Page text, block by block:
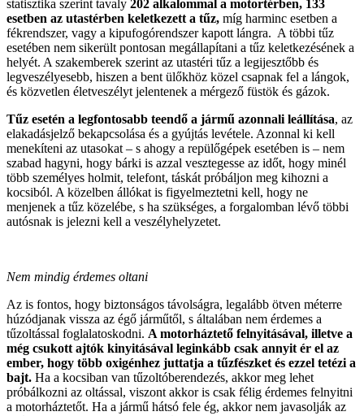
statisztika szerint tavaly 202 alkalommal a motortérben, 133
esetben az utastérben keletkezett a tűz, míg harminc esetben a
fékrendszer, vagy a kipufogórendszer kapott lángra. A többi tűz
esetében nem sikerült pontosan megállapítani a tűz keletkezésének a
helyét. A szakemberek szerint az utastéri tűz a legijesztőbb és
legveszélyesebb, hiszen a bent ülőkhöz közel csapnak fel a lángok,
és közvetlen életveszélyt jelentenek a mérgező füstök és gázok.
Tűz esetén a legfontosabb teendő a jármű azonnali leállítása, az
elakadásjelző bekapcsolása és a gyújtás levétele. Azonnal ki kell
menekíteni az utasokat – s ahogy a repülőgépek esetében is – nem
szabad hagyni, hogy bárki is azzal vesztegesse az időt, hogy minél
több személyes holmit, telefont, táskát próbáljon meg kihozni a
kocsiból. A közelben állókat is figyelmeztetni kell, hogy ne
menjenek a tűz közelébe, s ha szükséges, a forgalomban lévő többi
autósnak is jelezni kell a veszélyhelyzetet.
Nem mindig érdemes oltani
Az is fontos, hogy biztonságos távolságra, legalább ötven méterre
húzódjanak vissza az égő járműtől, s általában nem érdemes a
tűzoltással foglalatoskodni. A motorháztető felnyitásával, illetve a
még csukott ajtók kinyitásával leginkább csak annyit ér el az
ember, hogy több oxigénhez juttatja a tűzfészket és ezzel tetézi a
bajt. Ha a kocsiban van tűzoltóberendezés, akkor meg lehet
próbálkozni az oltással, viszont akkor is csak félig érdemes felnyitni
a motorháztetőt. Ha a jármű hátsó fele ég, akkor nem javasolják az